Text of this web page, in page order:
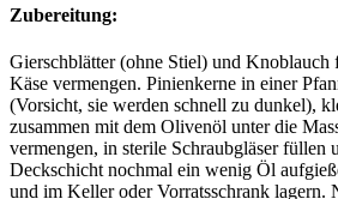
Zubereitung:
Gierschblätter (ohne Stiel) und Knoblauch
Käse vermengen. Pinienkerne in einer
(Vorsicht, sie werden schnell zu dunkel),
zusammen mit dem Olivenöl unter die
vermengen, in sterile Schraubgläser füllen
Deckschicht nochmal ein wenig Öl
und im Keller oder Vorratsschrank lagern.